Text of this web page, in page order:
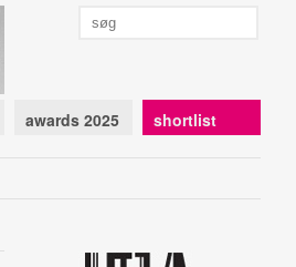
awards 2025 shortlist